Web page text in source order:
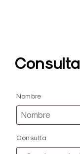
Consulta
Nombre
Consulta